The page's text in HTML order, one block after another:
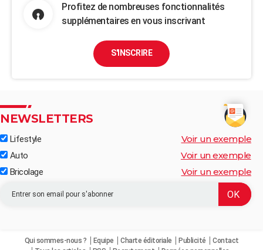
Profitez de nombreuses fonctionnalités
supplémentaires en vous inscrivant
S'INSCRIRE
NEWSLETTERS
Lifestyle Voir un exemple
Auto Voir un exemple
Bricolage Voir un exemple
Qui sommes-nous ? Equipe Charte éditoriale Publicité
Contact